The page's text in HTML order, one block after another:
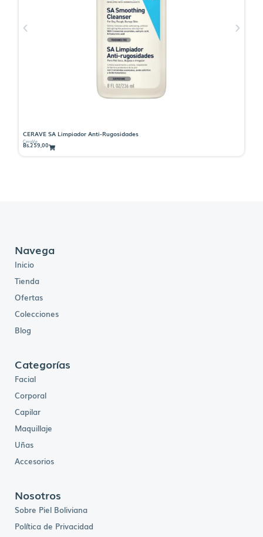
CERAVE SA Limpiador Anti-Rugosidades
CeraVe
Bs.259,00
Navega
Inicio
Tienda
Ofertas
Colecciones
Blog
Categorías
Facial
Corporal
Capilar
Maquillaje
Uñas
Accesorios
Nosotros
Sobre Piel Boliviana
Política de Privacidad